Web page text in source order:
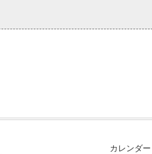
カレンダー